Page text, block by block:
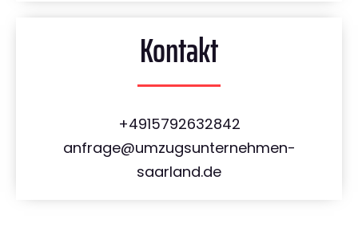
Kontakt
+4915792632842
anfrage@umzugsunternehmen-
saarland.de